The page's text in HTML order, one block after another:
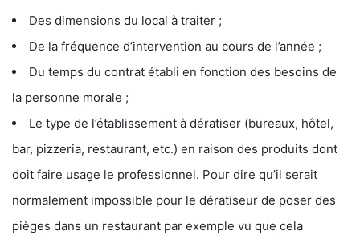
Des dimensions du local à traiter ;
De la fréquence d’intervention au cours de l’année ;
Du temps du contrat établi en fonction des besoins de
la personne morale ;
Le type de l’établissement à dératiser (bureaux, hôtel,
bar, pizzeria, restaurant, etc.) en raison des produits dont
doit faire usage le professionnel. Pour dire qu’il serait
normalement impossible pour le dératiseur de poser des
pièges dans un restaurant par exemple vu que cela